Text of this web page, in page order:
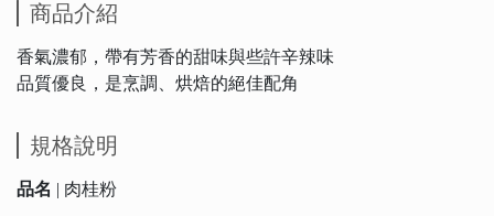
商品介紹
香氣濃郁，帶有芳香的甜味與些許辛辣味
品質優良，是烹調、烘焙的絕佳配角
規格說明
品名 | 肉桂粉